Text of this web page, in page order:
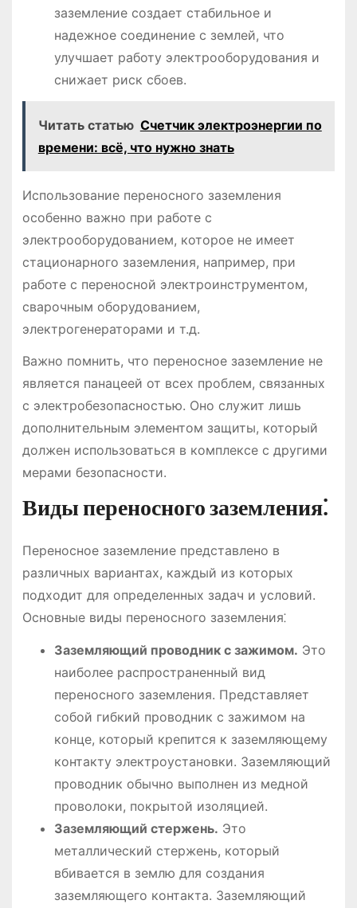
заземление создает стабильное и
надежное соединение с землей, что
улучшает работу электрооборудования и
снижает риск сбоев.
Читать статью Счетчик электроэнергии по
времени: всё, что нужно знать
Использование переносного заземления
особенно важно при работе с
электрооборудованием, которое не имеет
стационарного заземления, например, при
работе с переносной электроинструментом,
сварочным оборудованием,
электрогенераторами и т.д.
Важно помнить, что переносное заземление не
является панацеей от всех проблем, связанных
с электробезопасностью. Оно служит лишь
дополнительным элементом защиты, который
должен использоваться в комплексе с другими
мерами безопасности.
Виды переносного заземления⁚
Переносное заземление представлено в
различных вариантах, каждый из которых
подходит для определенных задач и условий.
Основные виды переносного заземления⁚
Заземляющий проводник с зажимом. Это
наиболее распространенный вид
переносного заземления. Представляет
собой гибкий проводник с зажимом на
конце, который крепится к заземляющему
контакту электроустановки. Заземляющий
проводник обычно выполнен из медной
проволоки, покрытой изоляцией.
Заземляющий стержень. Это
металлический стержень, который
вбивается в землю для создания
заземляющего контакта. Заземляющий